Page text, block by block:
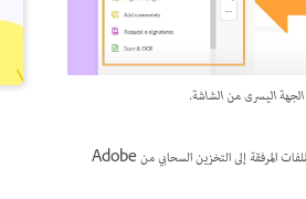
الجهة اليسرى من الشاشة.
يمكنك استخدام مكون Adobe Acrobat الإضافي لـ Outlook لإرسال ملفات كبيرة كروابط عامة عبر Outlook. يتم تحميل الملفات المرفقة إلى التخزين السحابي من Adobe